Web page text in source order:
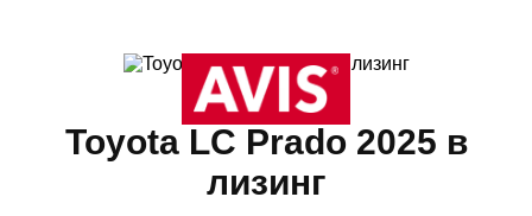
Toyota LC Prado 2025 в
лизинг